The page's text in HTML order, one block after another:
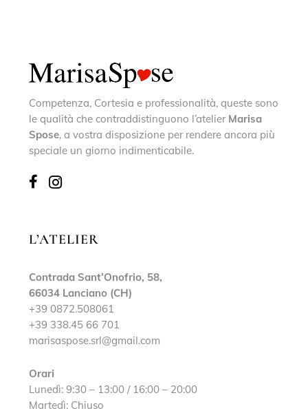
Competenza, Cortesia e professionalità, queste sono
le qualità che contraddistinguono l’atelier Marisa
Spose, a vostra disposizione per rendere ancora più
speciale un giorno indimenticabile.
L’ATELIER
Contrada Sant’Onofrio, 58,
66034 Lanciano (CH)
+39 0872.508061
+39 338.45 66 701
marisaspose.srl@gmail.com
Orari
Lunedì: 9:30 – 13:00 / 16:00 – 20:00
Martedì: Chiuso